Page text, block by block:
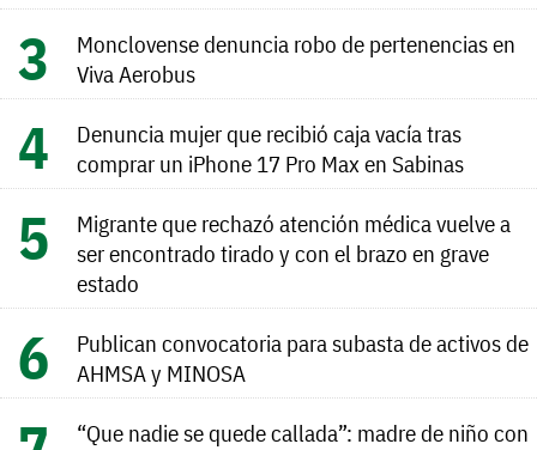
Monclovense denuncia robo de pertenencias en
Viva Aerobus
Denuncia mujer que recibió caja vacía tras
comprar un iPhone 17 Pro Max en Sabinas
Migrante que rechazó atención médica vuelve a
ser encontrado tirado y con el brazo en grave
estado
Publican convocatoria para subasta de activos de
AHMSA y MINOSA
“Que nadie se quede callada”: madre de niño con